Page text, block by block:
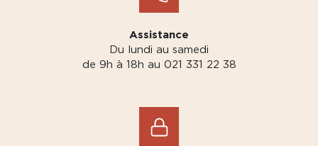
Assistance
Du lundi au samedi
de 9h à 18h au 021 331 22 38